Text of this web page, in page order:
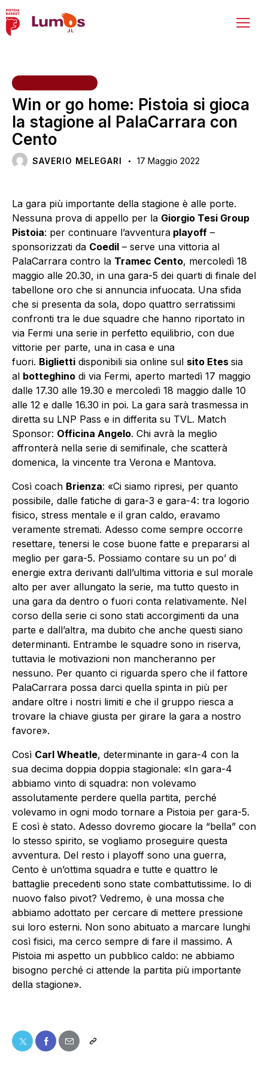
Win or go home: Pistoia si gioca
la stagione al PalaCarrara con
Cento
SAVERIO MELEGARI 17 Maggio 2022
La gara più importante della stagione è alle porte.
Nessuna prova di appello per la Giorgio Tesi Group
Pistoia: per continuare l’avventura playoff –
sponsorizzati da Coedil – serve una vittoria al
PalaCarrara contro la Tramec Cento, mercoledì 18
maggio alle 20.30, in una gara-5 dei quarti di finale del
tabellone oro che si annuncia infuocata. Una sfida
che si presenta da sola, dopo quattro serratissimi
confronti tra le due squadre che hanno riportato in
via Fermi una serie in perfetto equilibrio, con due
vittorie per parte, una in casa e una
fuori. Biglietti disponibili sia online sul sito Etes sia
al botteghino di via Fermi, aperto martedì 17 maggio
dalle 17.30 alle 19.30 e mercoledì 18 maggio dalle 10
alle 12 e dalle 16.30 in poi. La gara sarà trasmessa in
diretta su LNP Pass e in differita su TVL. Match
Sponsor: Officina Angelo. Chi avrà la meglio
affronterà nella serie di semifinale, che scatterà
domenica, la vincente tra Verona e Mantova.
Così coach Brienza: «Ci siamo ripresi, per quanto
possibile, dalle fatiche di gara-3 e gara-4: tra logorio
fisico, stress mentale e il gran caldo, eravamo
veramente stremati. Adesso come sempre occorre
resettare, tenersi le cose buone fatte e prepararsi al
meglio per gara-5. Possiamo contare su un po’ di
energie extra derivanti dall’ultima vittoria e sul morale
alto per aver allungato la serie, ma tutto questo in
una gara da dentro o fuori conta relativamente. Nel
corso della serie ci sono stati accorgimenti da una
parte e dall’altra, ma dubito che anche questi siano
determinanti. Entrambe le squadre sono in riserva,
tuttavia le motivazioni non mancheranno per
nessuno. Per quanto ci riguarda spero che il fattore
PalaCarrara possa darci quella spinta in più per
andare oltre i nostri limiti e che il gruppo riesca a
trovare la chiave giusta per girare la gara a nostro
favore».
Così Carl Wheatle, determinante in gara-4 con la
sua decima doppia doppia stagionale: «In gara-4
abbiamo vinto di squadra: non volevamo
assolutamente perdere quella partita, perché
volevamo in ogni modo tornare a Pistoia per gara-5.
E così è stato. Adesso dovremo giocare la “bella” con
lo stesso spirito, se vogliamo proseguire questa
avventura. Del resto i playoff sono una guerra,
Cento è un’ottima squadra e tutte e quattro le
battaglie precedenti sono state combattutissime. Io di
nuovo falso pivot? Vedremo, è una mossa che
abbiamo adottato per cercare di mettere pressione
sui loro esterni. Non sono abituato a marcare lunghi
così fisici, ma cerco sempre di fare il massimo. A
Pistoia mi aspetto un pubblico caldo: ne abbiamo
bisogno perché ci attende la partita più importante
della stagione».